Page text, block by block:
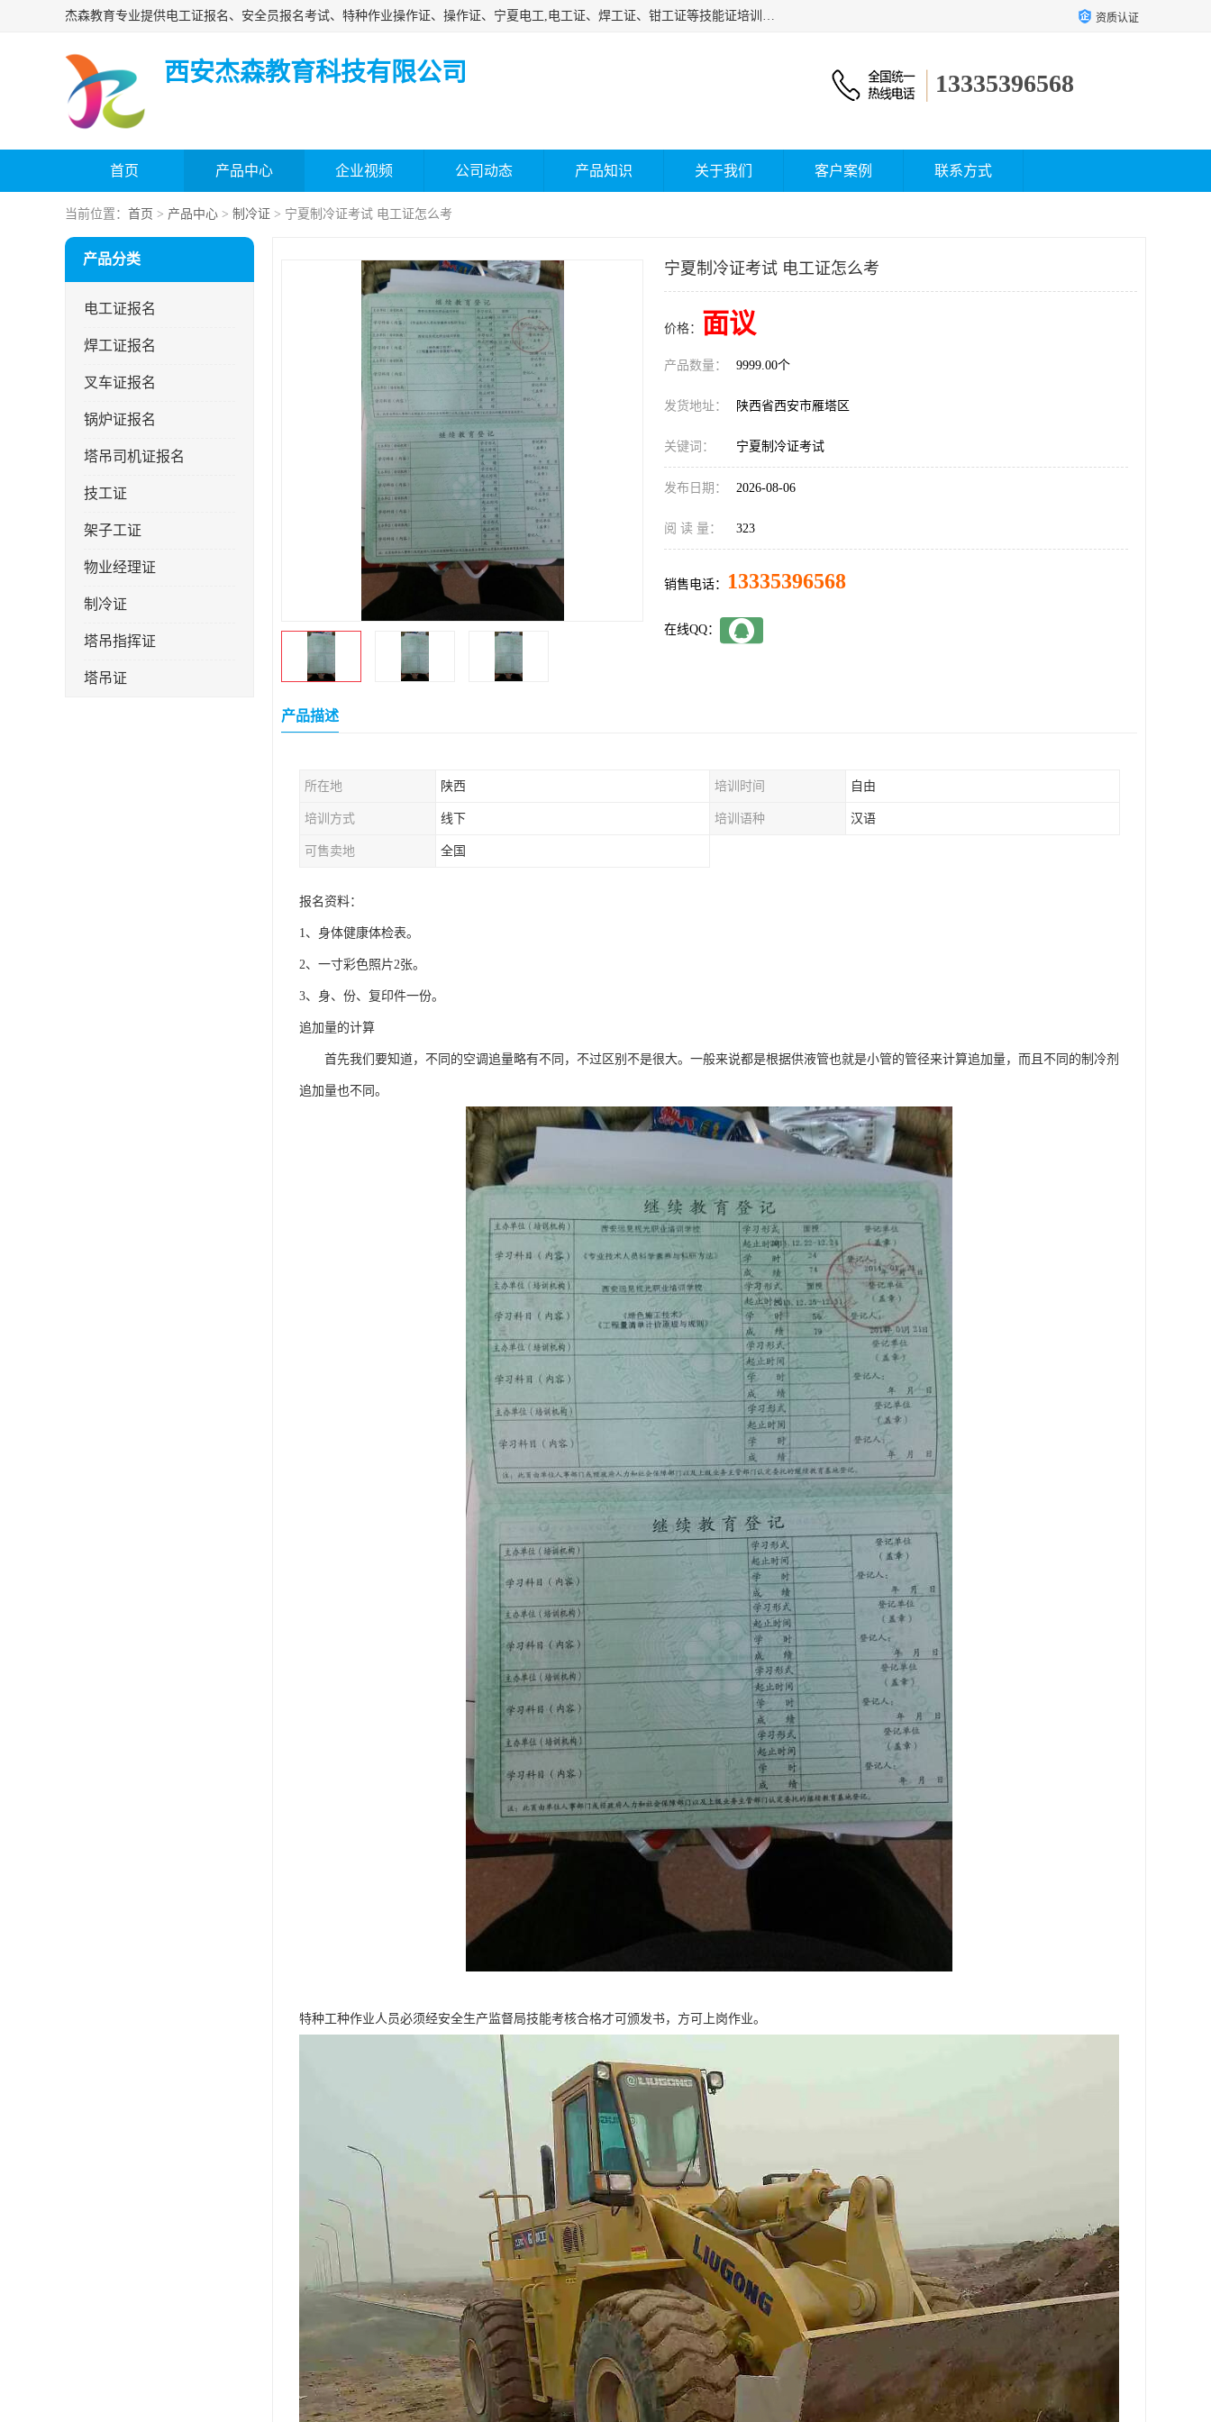
杰森教育专业提供电工证报名、安全员报名考试、特种作业操作证、操作证、宁夏电工,电工证、焊工证、钳工证等技能证培训课程。 资质认证
西安杰森教育科技有限公司 13335396568
首页 产品中心 企业视频 公司动态 产品知识 关于我们 客户案例 联系方式
当前位置： 首页 > 产品中心 > 制冷证 > 宁夏制冷证考试 电工证怎么考
产品分类
电工证报名
焊工证报名
叉车证报名
锅炉证报名
塔吊司机证报名
技工证
架子工证
物业经理证
制冷证
塔吊指挥证
塔吊证
宁夏制冷证考试 电工证怎么考
价格： 面议
产品数量： 9999.00个
发货地址： 陕西省西安市雁塔区
关键词： 宁夏制冷证考试
发布日期： 2026-08-06
阅 读 量： 323
销售电话： 13335396568
在线QQ：
产品描述
所在地 陕西 培训时间 自由
培训方式 线下 培训语种 汉语
可售卖地 全国
报名资料：
1、身体健康体检表。
2、一寸彩色照片2张。
3、身、份、复印件一份。
追加量的计算
首先我们要知道，不同的空调追量略有不同，不过区别不是很大。一般来说都是根据供液管也就是小管的管径来计算追加量，而且不同的制冷剂
追加量也不同。
特种工种作业人员必须经安全生产监督局技能考核合格才可颁发书，方可上岗作业。